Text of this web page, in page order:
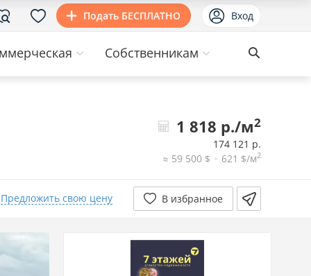
Подать БЕСПЛАТНО Вход
Собственникам
1 818 р./м2
174 121 р.
≈ 59 500 $
621 $/м2
Предложить свою цену В избранное